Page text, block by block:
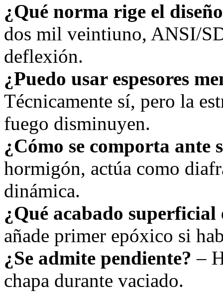
¿Qué norma rige el
dos mil veintiuno, ANSI/
deflexión.
¿Puedo usar espesores
Técnicamente sí, pero la
fuego disminuyen.
¿Cómo se comporta ante
hormigón, actúa como
dinámica.
¿Qué acabado superficial
añade primer epóxico si
¿Se admite pendiente? –
chapa durante vaciado.